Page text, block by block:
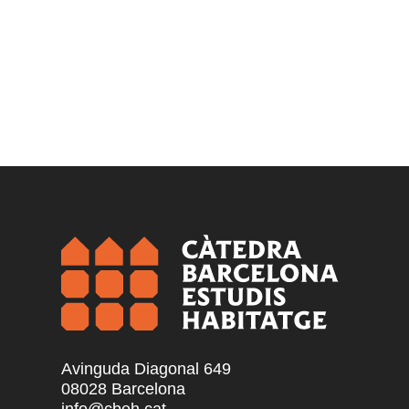
Avinguda Diagonal 649
08028 Barcelona